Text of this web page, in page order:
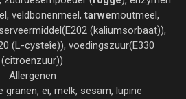
veldbonenmeel,tarwemoutmeel,
(kaliumsorbaat)),
(L-cysteîe)), voedingszuur(E330
(citroenzuur))
Allergenen
granen, ei, melk, sesam, lupine